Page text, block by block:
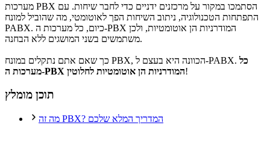
מערכות PBX הסתמכו במקור על מרכזנים ידניים כדי לחבר שיחות. עם
התפתחות הטכנולוגיה, ניתוב השיחות הפך לאוטומטי, מה שהוביל למונח
PABX. כיום, כל מערכות ה-PBX המודרניות הן אוטומטיות, ולכן
משתמשים בשני המושגים ללא הבחנה.
כך שאם אתם נתקלים במונח PBX, הכוונה היא בעצם ל-PABX. כל
מערכות ה-PBX המודרניות הן אוטומטיות לחלוטין!
תוכן מומלץ
מה זה PBX? המדריך המלא שלכם